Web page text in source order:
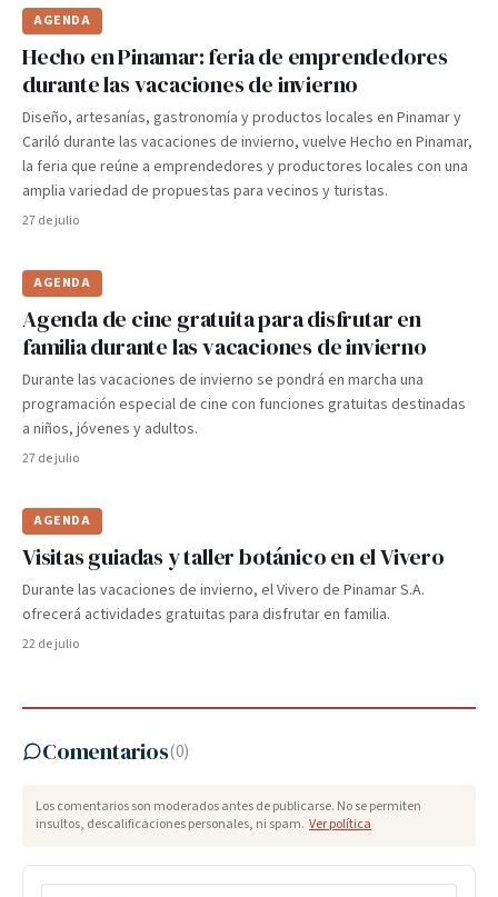
AGENDA
Hecho en Pinamar: feria de emprendedores
durante las vacaciones de invierno
Diseño, artesanías, gastronomía y productos locales en Pinamar y
Cariló durante las vacaciones de invierno, vuelve Hecho en Pinamar,
la feria que reúne a emprendedores y productores locales con una
amplia variedad de propuestas para vecinos y turistas.
27 de julio
AGENDA
Agenda de cine gratuita para disfrutar en
familia durante las vacaciones de invierno
Durante las vacaciones de invierno se pondrá en marcha una
programación especial de cine con funciones gratuitas destinadas
a niños, jóvenes y adultos.
27 de julio
AGENDA
Visitas guiadas y taller botánico en el Vivero
Durante las vacaciones de invierno, el Vivero de Pinamar S.A.
ofrecerá actividades gratuitas para disfrutar en familia.
22 de julio
Comentarios(0)
Los comentarios son moderados antes de publicarse. No se permiten
insultos, descalificaciones personales, ni spam. Ver política